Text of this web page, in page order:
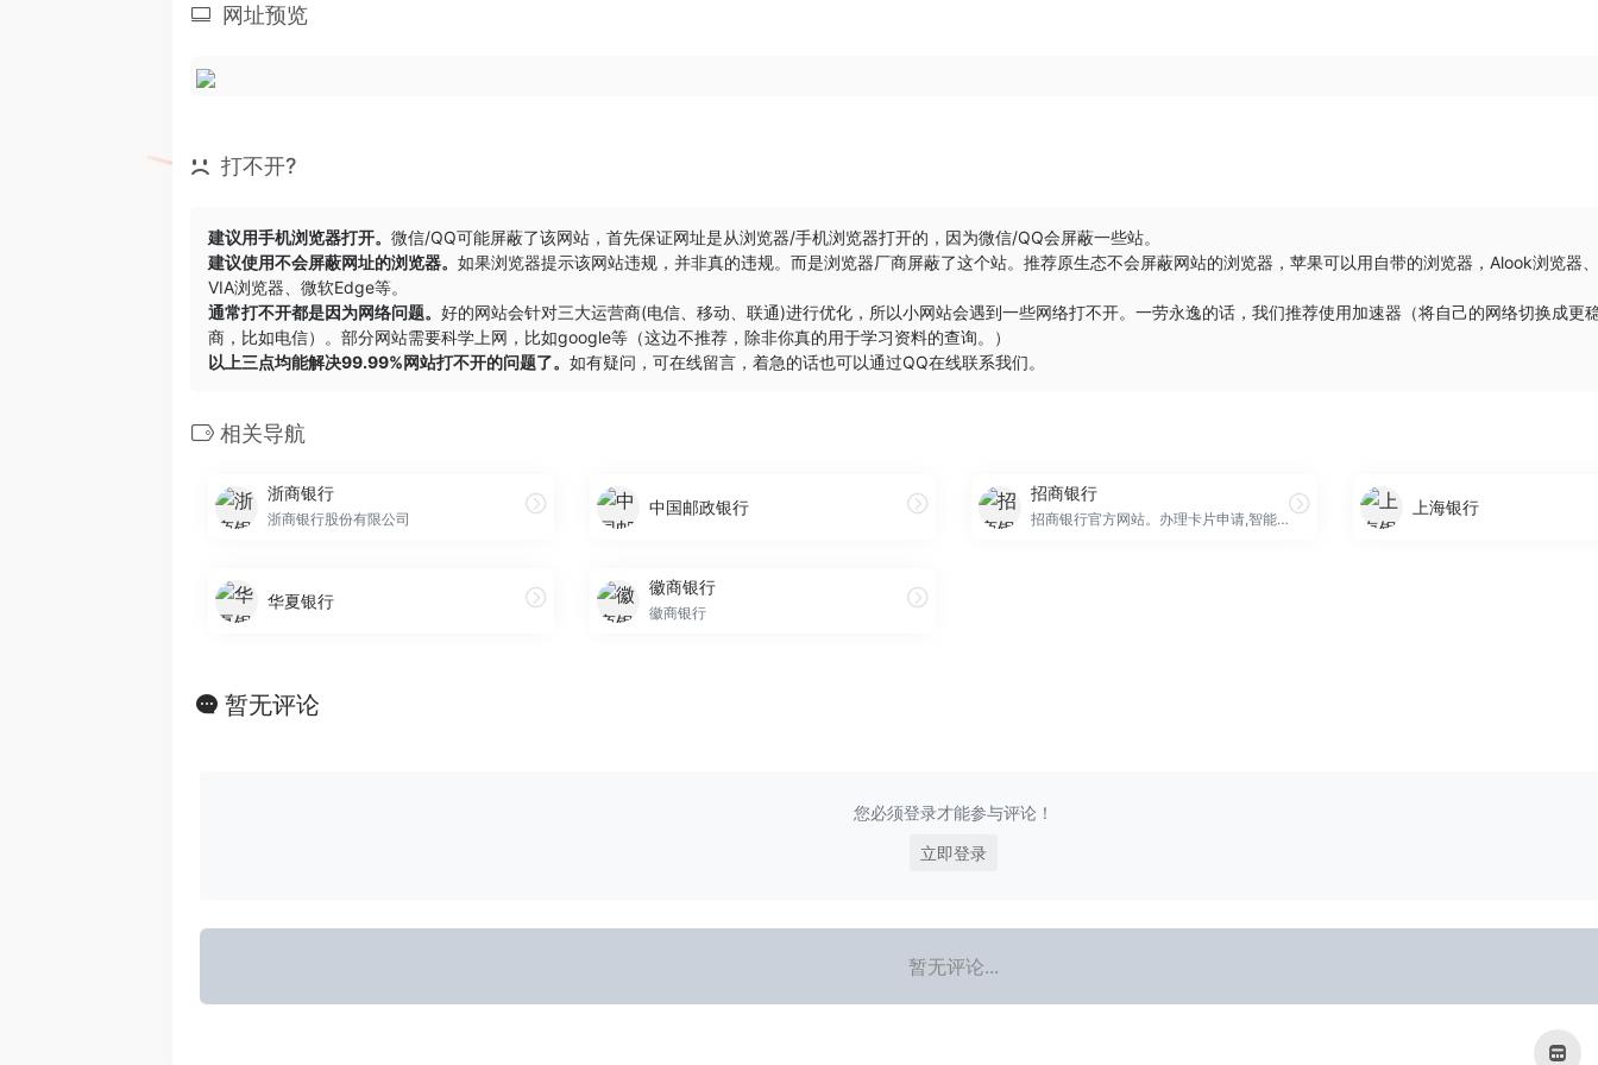
网址预览
打不开?
建议用手机浏览器打开。 微信/QQ可能屏蔽了该网站，首先保证网址是从浏览器/手机浏览器打开的，因为微信/QQ会屏蔽一些站。
建议使用不会屏蔽网址的浏览器。 如果浏览器提示该网站违规，并非真的违规。而是浏览器厂商屏蔽了这个站。推荐原生态不会屏蔽网站的浏览器，苹果可以用自带的浏览器， Alook浏览器
VIA浏览器
微软Edge等。
通常打不开都是因为网络问题。 好的网站会针对三大运营商(电信、移动、联通)进行优化，所以小网站会遇到一些网络打不开。一劳永逸的话，我们推荐使用加速器（将自己的网络切换成更
商，比如电信）。部分网站需要科学上网，比如google等（这边不推荐，除非你真的用于学习资料的查询。）
以上三点均能解决99.99%网站打不开的问题了。 如有疑问，可在线留言，着急的话也可以通过QQ在线联系我们。
相关导航
浙商银行
浙商银行股份有限公司
中国邮政银行
招商银行
招商银行官方网站。办理卡片申请,智能存款,转账汇款,网上支付,投资理财,贷款消费,信用卡还款,生活缴费,外汇买卖,实时利率,汇率查询,公司理财,企业贷款等业务,享受一站式综合金融服务！更可登录网上银行,手机银行,尽享24小时在线便利金融服务！@CMBOK@
上海银行
华夏银行
徽商银行
徽商银行
暂无评论
您必须登录才能参与评论！
立即登录
暂无评论...